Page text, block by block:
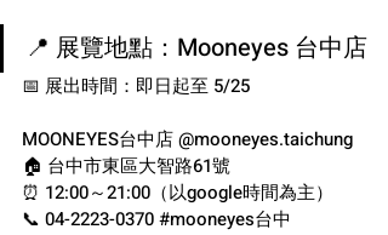
📍 展覽地點：Mooneyes 台中店
📅 展出時間：即日起至 5/25
MOONEYES台中店 @mooneyes.taichung
🏠 台中市東區大智路61號
⏰ 12:00～21:00（以google時間為主）
📞 04-2223-0370 #mooneyes台中